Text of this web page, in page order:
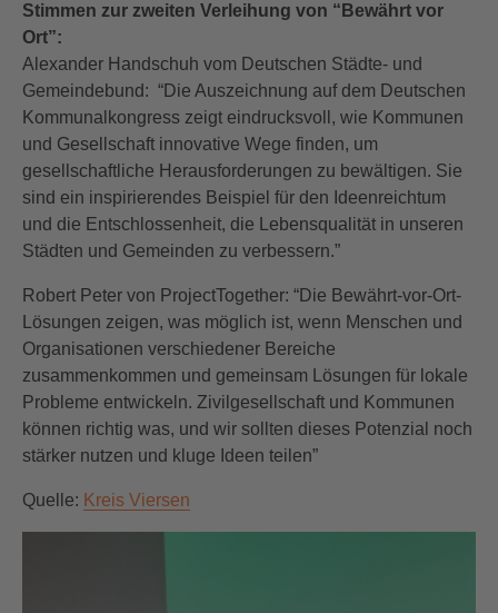
Stimmen zur zweiten Verleihung von “Bewährt vor
Ort”:
Alexander Handschuh vom Deutschen Städte- und
Gemeindebund: “Die Auszeichnung auf dem Deutschen
Kommunalkongress zeigt eindrucksvoll, wie Kommunen
und Gesellschaft innovative Wege finden, um
gesellschaftliche Herausforderungen zu bewältigen. Sie
sind ein inspirierendes Beispiel für den Ideenreichtum
und die Entschlossenheit, die Lebensqualität in unseren
Städten und Gemeinden zu verbessern.”
Robert Peter von ProjectTogether: “Die Bewährt-vor-Ort-
Lösungen zeigen, was möglich ist, wenn Menschen und
Organisationen verschiedener Bereiche
zusammenkommen und gemeinsam Lösungen für lokale
Probleme entwickeln. Zivilgesellschaft und Kommunen
können richtig was, und wir sollten dieses Potenzial noch
stärker nutzen und kluge Ideen teilen”
Quelle: Kreis Viersen